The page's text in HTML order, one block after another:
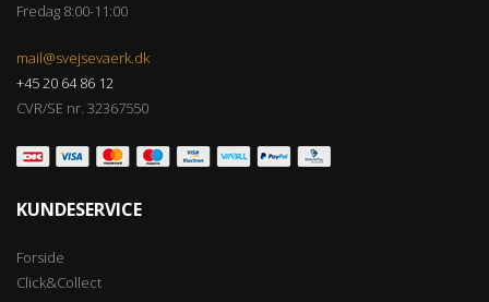
Fredag 8:00-11:00
mail@svejsevaerk.dk
+45 20 64 86 12
CVR/SE nr. 32367550
KUNDESERVICE
Forside
Click&Collect